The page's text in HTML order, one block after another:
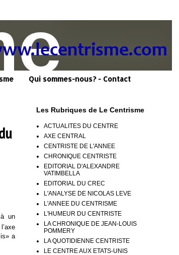
Qui sommes-nous? - Contact
un
a
Les Rubriques de Le Centrisme
ACTUALITES DU CENTRE
AXE CENTRAL
CENTRISTE DE L'ANNEE
CHRONIQUE CENTRISTE
EDITORIAL D'ALEXANDRE
VATIMBELLA
EDITORIAL DU CREC
L'ANALYSE DE NICOLAS LEVE
L'ANNEE DU CENTRISME
L'HUMEUR DU CENTRISTE
LA CHRONIQUE DE JEAN-LOUIS
POMMERY
LA QUOTIDIENNE CENTRISTE
LE CENTRE AUX ETATS-UNIS